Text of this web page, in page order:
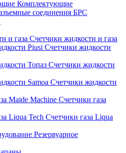
Комплектующие
соединения БРС
Счетчики жидкости и газа
Счетчики жидкости
Счетчики жидкости
Счетчики жидкости
Счетчики газа
Счетчики газа Liqua
Резервуарное